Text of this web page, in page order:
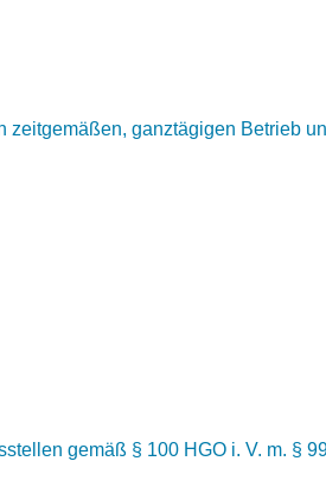
ganztägigen Betrieb
gemäß § 100 HGO i. V. m. §